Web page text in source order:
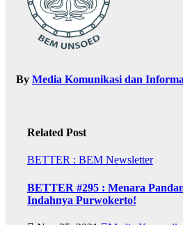
By Media Komunikasi dan
Related Post
BETTER : BEM Newsletter
BETTER #295 : Menara
Indahnya Purwokerto!